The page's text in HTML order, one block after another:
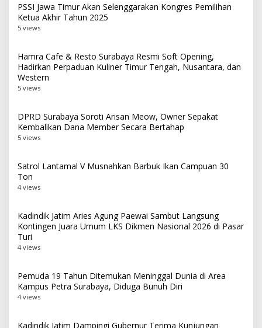
PSSI Jawa Timur Akan Selenggarakan Kongres Pemilihan
Ketua Akhir Tahun 2025
5 views
Hamra Cafe & Resto Surabaya Resmi Soft Opening,
Hadirkan Perpaduan Kuliner Timur Tengah, Nusantara, dan
Western
5 views
DPRD Surabaya Soroti Arisan Meow, Owner Sepakat
Kembalikan Dana Member Secara Bertahap
5 views
Satrol Lantamal V Musnahkan Barbuk Ikan Campuan 30
Ton
4 views
Kadindik Jatim Aries Agung Paewai Sambut Langsung
Kontingen Juara Umum LKS Dikmen Nasional 2026 di Pasar
Turi
4 views
Pemuda 19 Tahun Ditemukan Meninggal Dunia di Area
Kampus Petra Surabaya, Diduga Bunuh Diri
4 views
Kadindik Jatim Dampingi Gubernur Terima Kunjungan